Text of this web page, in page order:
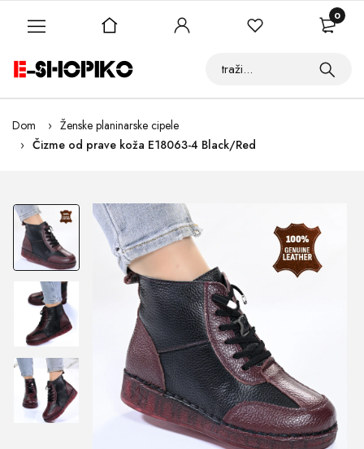
Dom
Ženske planinarske cipele
Čizme od prave koža E18063-4 Black/Red
0